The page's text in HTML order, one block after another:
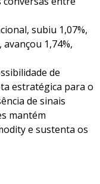
subiu 1,07%,
1,74%,
de
estratégica para o
de sinais
mantém
e sustenta os